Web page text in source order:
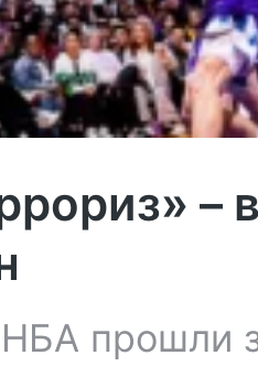
–
прошли